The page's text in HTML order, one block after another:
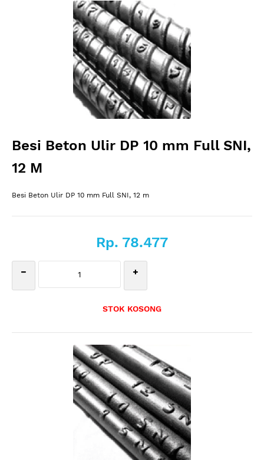
Besi Beton Ulir DP 10 mm Full SNI,
12 M
Besi Beton Ulir DP 10 mm Full SNI, 12 m
Rp. 78.477
STOK KOSONG